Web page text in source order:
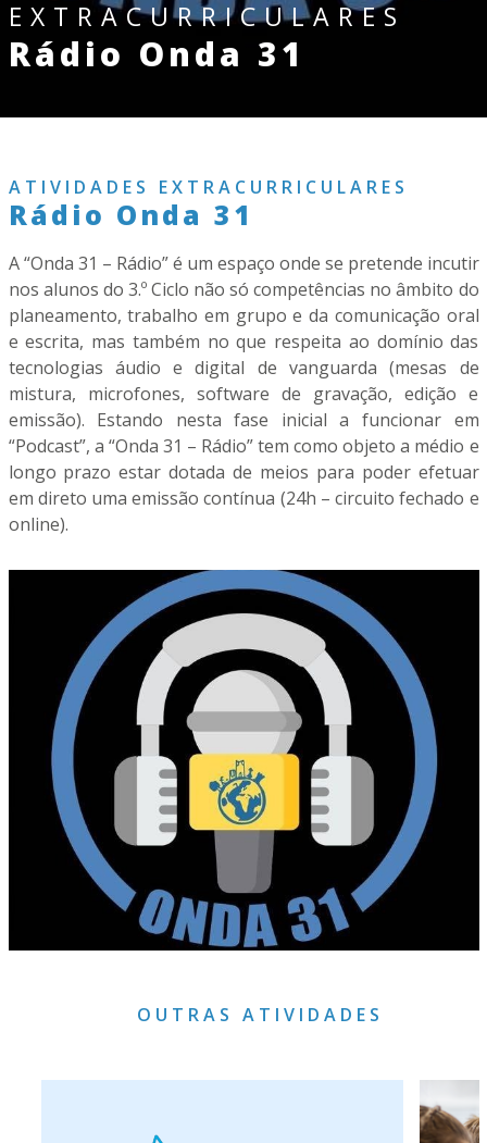
EXTRACURRICULARES
Rádio Onda 31
ATIVIDADES EXTRACURRICULARES
Rádio Onda 31
A “Onda 31 – Rádio” é um espaço onde se pretende incutir
nos alunos do 3.º Ciclo não só competências no âmbito do
planeamento, trabalho em grupo e da comunicação oral
e escrita, mas também no que respeita ao domínio das
tecnologias áudio e digital de vanguarda (mesas de
mistura, microfones, software de gravação, edição e
emissão). Estando nesta fase inicial a funcionar em
“Podcast”, a “Onda 31 – Rádio” tem como objeto a médio e
longo prazo estar dotada de meios para poder efetuar
em direto uma emissão contínua (24h – circuito fechado e
online).
OUTRAS ATIVIDADES